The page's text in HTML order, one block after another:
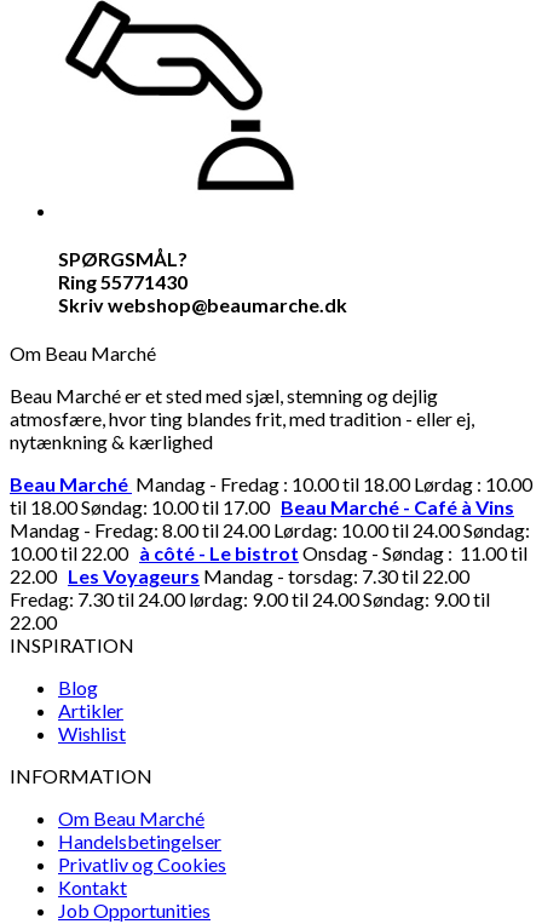
SPØRGSMÅL?
Ring 55771430
Skriv webshop@beaumarche.dk
Om Beau Marché
Beau Marché er et sted med sjæl, stemning og dejlig
atmosfære, hvor ting blandes frit, med tradition - eller ej,
nytænkning & kærlighed
Beau Marché Mandag - Fredag : 10.00 til 18.00 Lørdag : 10.00
til 18.00 Søndag: 10.00 til 17.00 Beau Marché - Café à Vins
Mandag - Fredag: 8.00 til 24.00 Lørdag: 10.00 til 24.00 Søndag:
10.00 til 22.00 à côté - Le bistrot Onsdag - Søndag : 11.00 til
22.00 Les Voyageurs Mandag - torsdag: 7.30 til 22.00
Fredag: 7.30 til 24.00 lørdag: 9.00 til 24.00 Søndag: 9.00 til
22.00
INSPIRATION
Blog
Artikler
Wishlist
INFORMATION
Om Beau Marché
Handelsbetingelser
Privatliv og Cookies
Kontakt
Job Opportunities